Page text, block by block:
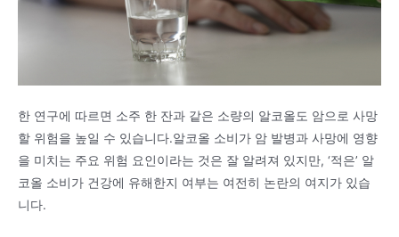
한 연구에 따르면 소주 한 잔과 같은 소량의 알코올도 암으로 사망
할 위험을 높일 수 있습니다.알코올 소비가 암 발병과 사망에 영향
을 미치는 주요 위험 요인이라는 것은 잘 알려져 있지만, ‘적은’ 알
코올 소비가 건강에 유해한지 여부는 여전히 논란의 여지가 있습
니다.